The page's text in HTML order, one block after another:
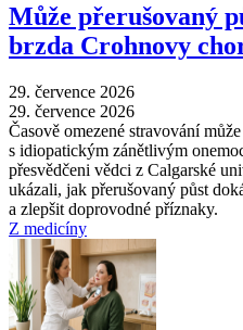
Může přerušovaný
brzda Crohnovy
29. července 2026
29. července 2026
Časově omezené stravování
s idiopatickým zánětlivým
přesvědčeni vědci z Calgarské
ukázali, jak přerušovaný půst
a zlepšit doprovodné příznaky.
Z medicíny